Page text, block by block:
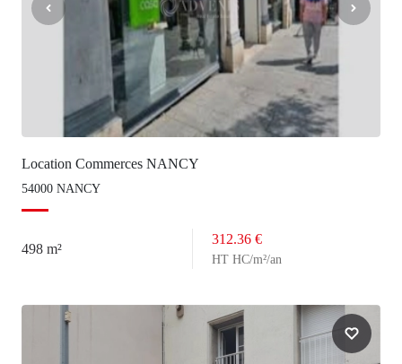
Location Commerces NANCY
54000 NANCY
498 m²
312.36 €
HT HC/m²/an